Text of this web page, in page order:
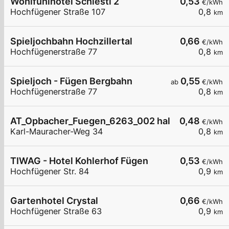
€/kWh
0,8 km
Hochfügener Straße 107
0,66 €/kWh
0,8 km
Spieljochbahn Hochzillertal
Hochfügenerstraße 77
ab 0,55 €/kWh
0,8 km
Spieljoch - Fügen Bergbahn
Hochfügenerstraße 77
0,48 €/kWh
0,8 km
AT_Opbacher_Fuegen_6263_002 halböffentlich
Karl-Mauracher-Weg 34
0,53 €/kWh
0,9 km
TIWAG - Hotel Kohlerhof Fügen
Hochfügener Str. 84
0,66 €/kWh
0,9 km
Gartenhotel Crystal
Hochfügener Straße 63